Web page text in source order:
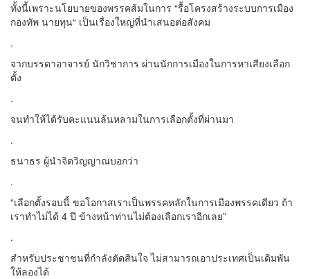
ทั้งนี้เพราะนโยบายของพรรคส้มในการ “รื้อโครงสร้างระบบการเมือง
กองทัพ นายทุน“ เป็นเรื่องใหญ่ที่นำเสนอต่อสังคม
.
จากบรรดาอาจารย์ นักวิชาการ ผ่านนักการเมืองในการหาเสียงเลือก
ตั้ง
.
จนทำให้ได้รับคะแนนล้นหลามในการเลือกตั้งที่ผ่านมา
.
ธนาธร ผู้นำจิตวิญญาณบอกว่า
.
“เลือกตั้งรอบนี้ ขอโอกาสเราเป็นพรรคหลักในการเมืองพรรคเดียว ถ้า
เราทำไม่ได้ 4 ปี ข้างหน้าท่านไม่ต้องเลือกเราอีกเลย”
.
สำหรับประชาชนที่กำลังตัดสินใจ ไม่สามารถเอาประเทศเป็นเดิมพัน
ให้ลองได้